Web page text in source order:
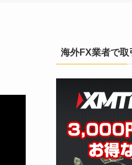
海外FX業者で取